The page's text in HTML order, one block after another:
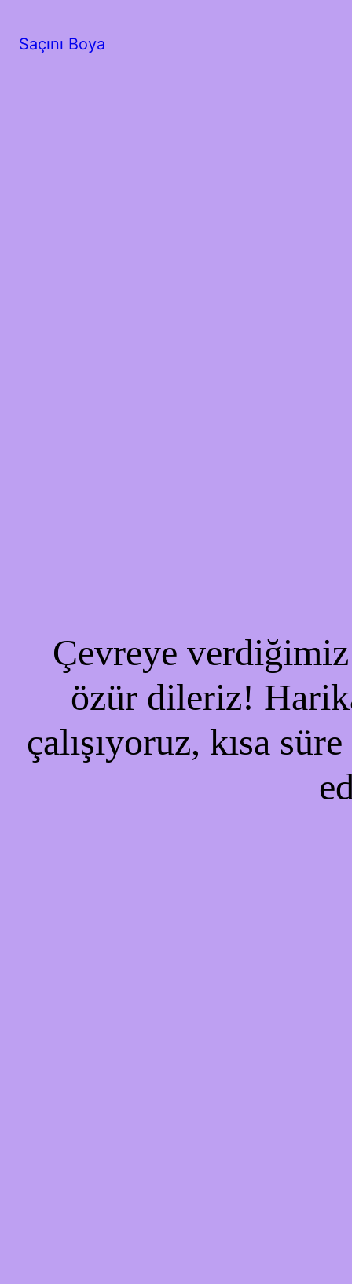
Saçını Boya
Çevreye verdiğimiz
özür dileriz!
çalışıyoruz, kısa